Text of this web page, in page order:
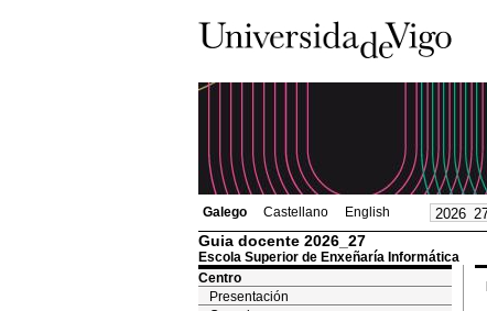
Galego Castellano English
Guia docente 2026_27
Escola Superior de Enxeñaría Informática
Centro
Presentación